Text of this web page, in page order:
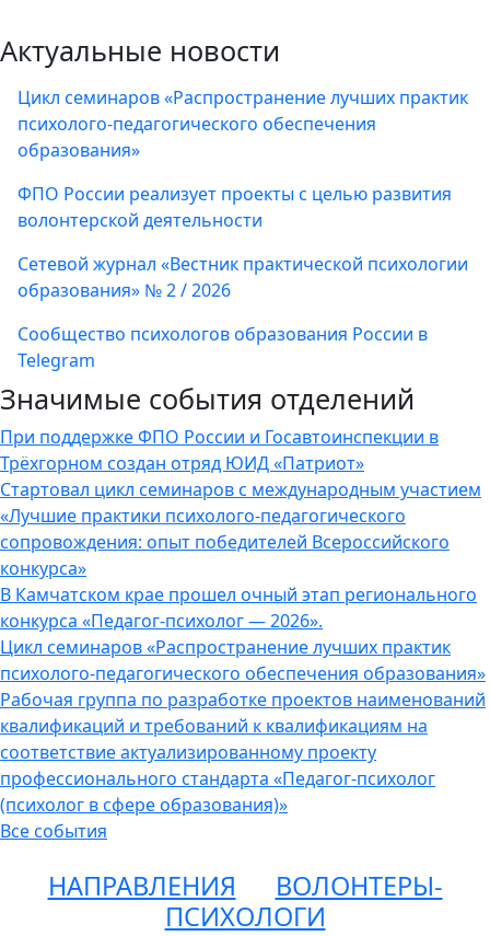
Актуальные новости
Цикл семинаров «Распространение лучших практик
психолого-педагогического обеспечения
образования»
ФПО России реализует проекты с целью развития
волонтерской деятельности
Сетевой журнал «Вестник практической психологии
образования» № 2 / 2026
Сообщество психологов образования России в
Telegram
Значимые события отделений
При поддержке ФПО России и Госавтоинспекции в
Трёхгорном создан отряд ЮИД «Патриот»
Стартовал цикл семинаров с международным участием
«Лучшие практики психолого-педагогического
сопровождения: опыт победителей Всероссийского
конкурса»
В Камчатском крае прошел очный этап регионального
конкурса «Педагог-психолог — 2026».
Цикл семинаров «Распространение лучших практик
психолого-педагогического обеспечения образования»
Рабочая группа по разработке проектов наименований
квалификаций и требований к квалификациям на
соответствие актуализированному проекту
профессионального стандарта «Педагог-психолог
(психолог в сфере образования)»
Все события
НАПРАВЛЕНИЯ
ВОЛОНТЕРЫ-
ПСИХОЛОГИ